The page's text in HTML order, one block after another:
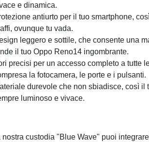
e dinamica.
antiurto per il tuo smartphone,
ovunque tu vada.
leggero e sottile, che consente una
il tuo Oppo Reno14 ingombrante.
precisi per un accesso completo a tutte
la fotocamera, le porte e i pulsanti.
durevole che non sbiadisce, così il
luminoso e vivace.
nostra custodia "Blue Wave" puoi